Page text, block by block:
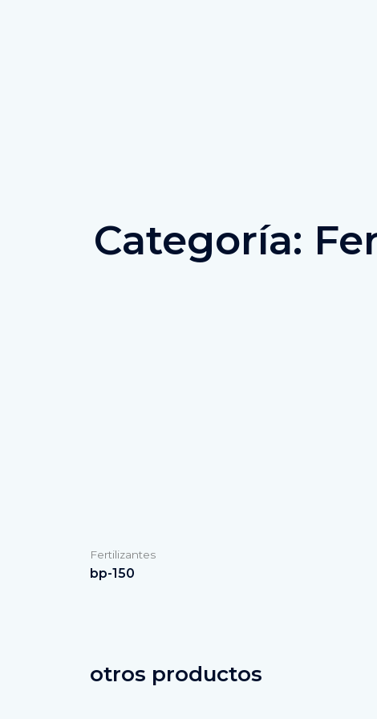
Categoría:
Fertilizantes
bp-150
otros productos